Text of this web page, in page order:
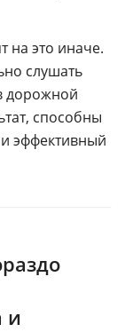
на это иначе.
слушать
дорожной
способны
эффективный
и